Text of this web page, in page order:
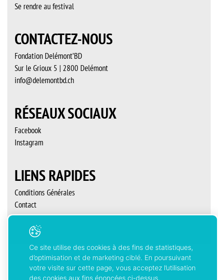
Se rendre au festival
CONTACTEZ-NOUS
Fondation Delémont’BD
Sur le Grioux 5 | 2800 Delémont
info@delemontbd.ch
RÉSEAUX SOCIAUX
Facebook
Instagram
LIENS RAPIDES
Conditions Générales
Contact
Copyright © 2026 Delémont’BD. Tous droits réservés
Created with
byArtionet-Generated with IceCube2.Net
Ce site utilise des cookies à des fins de statistiques,
d’optimisation et de marketing ciblé. En poursuivant
votre visite sur cette page, vous acceptez l’utilisation
des cookies aux fins énoncées ci-dessus.